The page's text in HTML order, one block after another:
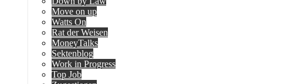
Move on up
Watts On
Rat der Weisen
MoneyTalks
Sektenblog
Work in Progress
Top Job